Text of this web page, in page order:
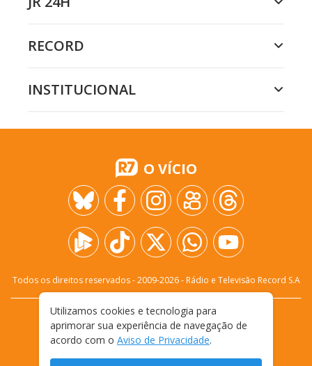
RECORD
INSTITUCIONAL
O VÍCIO
Todos os direitos reservados - 2009-2026- Rádio e Televisão Record S.A
FALE CONOSCO
PRIVACIDADE
TERMOS E CONDIÇÕES DE USO
Utilizamos cookies e tecnologia para
aprimorar sua experiência de navegação de
acordo com o Aviso de Privacidade.